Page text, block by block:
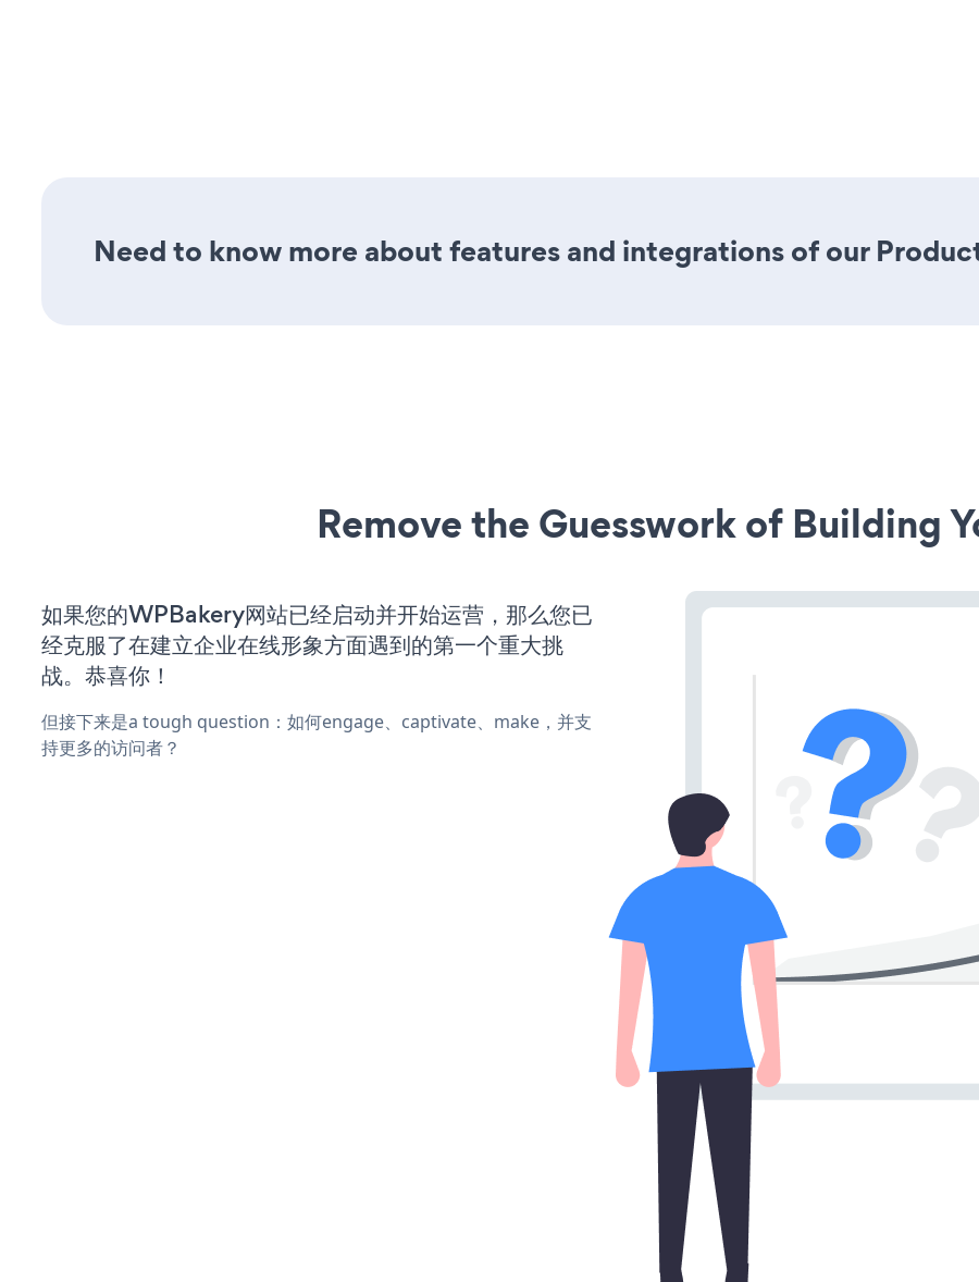
Need to know more about features and integrations of our
Remove the Guesswork of Building
如果您的WPBakery网站已经启动并开始运营，那么您已
经克服了在建立企业在线形象方面遇到的第一个重大挑
战。恭喜你！
但接下来是a tough question：如何engage、captivate、make，并支
持更多的访问者？